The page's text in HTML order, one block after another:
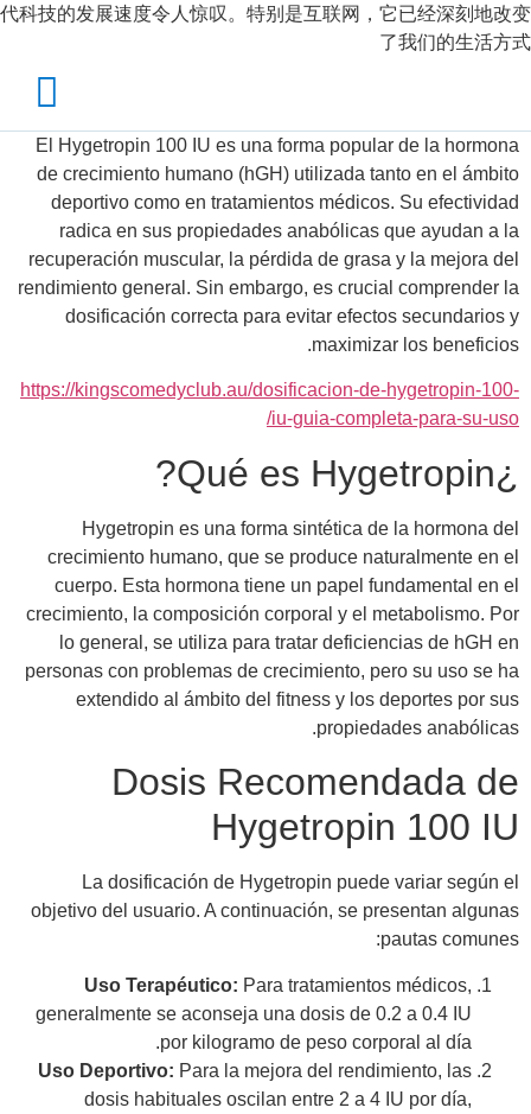
代科技的发展速度令人惊叹。特别是互联网，它已经深刻地改变
了我们的生活方式
El Hygetropin 100 IU es una forma popular de la hormona
de crecimiento humano (hGH) utilizada tanto en el ámbito
deportivo como en tratamientos médicos. Su efectividad
radica en sus propiedades anabólicas que ayudan a la
recuperación muscular, la pérdida de grasa y la mejora del
rendimiento general. Sin embargo, es crucial comprender la
dosificación correcta para evitar efectos secundarios y
maximizar los beneficios.
https://kingscomedyclub.au/dosificacion-de-hygetropin-100-
iu-guia-completa-para-su-uso/
¿Qué es Hygetropin?
Hygetropin es una forma sintética de la hormona del
crecimiento humano, que se produce naturalmente en el
cuerpo. Esta hormona tiene un papel fundamental en el
crecimiento, la composición corporal y el metabolismo. Por
lo general, se utiliza para tratar deficiencias de hGH en
personas con problemas de crecimiento, pero su uso se ha
extendido al ámbito del fitness y los deportes por sus
propiedades anabólicas.
Dosis Recomendada de
Hygetropin 100 IU
La dosificación de Hygetropin puede variar según el
objetivo del usuario. A continuación, se presentan algunas
pautas comunes:
Uso Terapéutico: Para tratamientos médicos,
generalmente se aconseja una dosis de 0.2 a 0.4 IU
por kilogramo de peso corporal al día.
Uso Deportivo: Para la mejora del rendimiento, las
dosis habituales oscilan entre 2 a 4 IU por día,